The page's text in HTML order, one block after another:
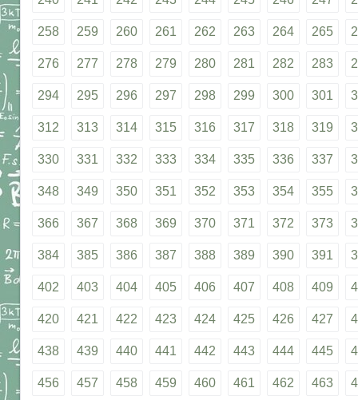
258 259 260 261 262 263 264 265
276 277 278 279 280 281 282 283
294 295 296 297 298 299 300 301
312 313 314 315 316 317 318 319
330 331 332 333 334 335 336 337
348 349 350 351 352 353 354 355
366 367 368 369 370 371 372 373
384 385 386 387 388 389 390 391
402 403 404 405 406 407 408 409
420 421 422 423 424 425 426 427
438 439 440 441 442 443 444 445
456 457 458 459 460 461 462 463